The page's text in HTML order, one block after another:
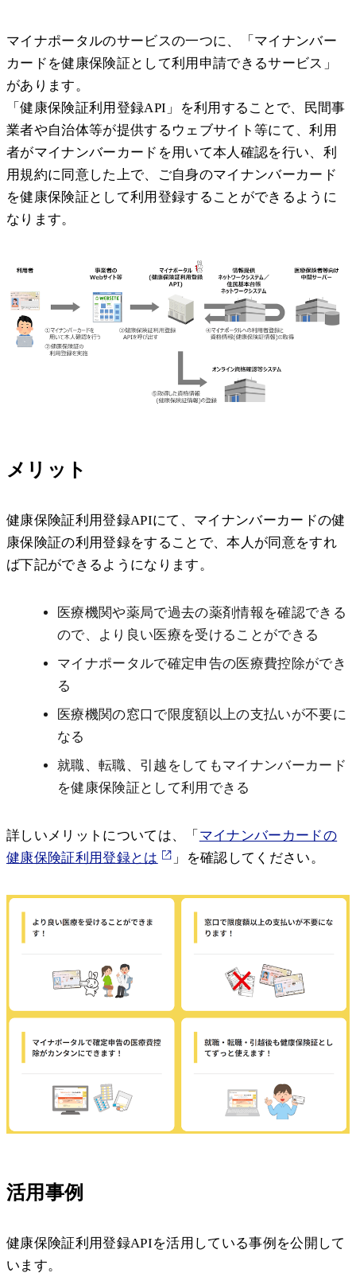
マイナポータルのサービスの一つに、「マイナンバー
カードを健康保険証として利用申請できるサービス」
があります。
「健康保険証利用登録API」を利用することで、民間事
業者や自治体等が提供するウェブサイト等にて、利用
者がマイナンバーカードを用いて本人確認を行い、利
用規約に同意した上で、ご自身のマイナンバーカード
を健康保険証として利用登録することができるように
なります。
メリット
健康保険証利用登録APIにて、マイナンバーカードの健
康保険証の利用登録をすることで、本人が同意をすれ
ば下記ができるようになります。
医療機関や薬局で過去の薬剤情報を確認できる
ので、より良い医療を受けることができる
マイナポータルで確定申告の医療費控除ができ
る
医療機関の窓口で限度額以上の支払いが不要に
なる
就職、転職、引越をしてもマイナンバーカード
を健康保険証として利用できる
詳しいメリットについては、「 マイナンバーカードの
健康保険証利用登録とは
」を確認してください。
活用事例
健康保険証利用登録APIを活用している事例を公開して
います。